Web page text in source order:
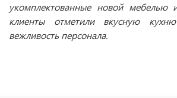
укомплектованные новой мебелью
клиенты отметили вкусную
вежливость персонала.